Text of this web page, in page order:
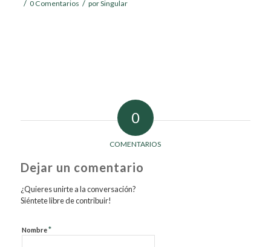
/ 0 Comentarios / porSingular
0
COMENTARIOS
Dejar un comentario
¿Quieres unirte a la conversación?
Siéntete libre de contribuir!
Nombre*